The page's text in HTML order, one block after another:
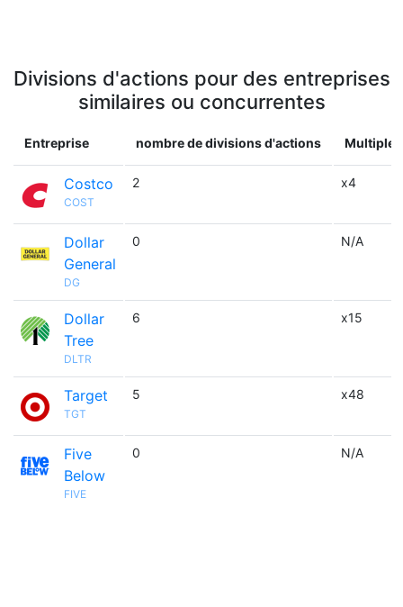
Divisions d'actions pour des entreprises
similaires ou concurrentes
Entreprise nombre de divisions d'actions Multiple
Costco
COST
2 x4
Dollar
General
DG
0 N/A
Dollar
Tree
DLTR
6 x15
Target
TGT
5 x48
Five
Below
FIVE
0 N/A